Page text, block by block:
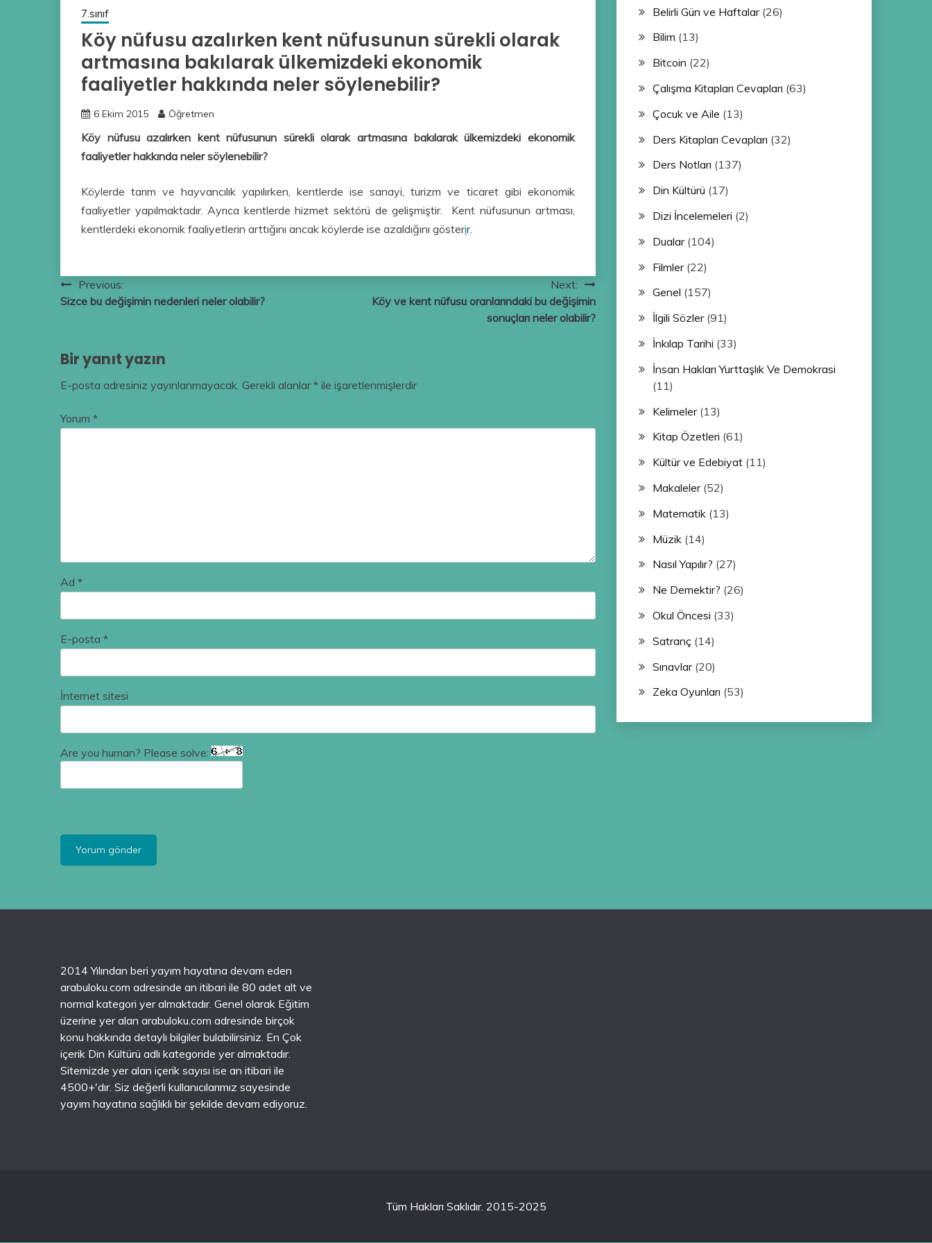
7.sınıf
Köy nüfusu azalırken kent nüfusunun sürekli olarak
artmasına bakılarak ülkemizdeki ekonomik
faaliyetler hakkında neler söylenebilir?
6 Ekim 2015 Öğretmen
Köy nüfusu azalırken kent nüfusunun sürekli olarak artmasına bakılarak ülkemizdeki ekonomik
faaliyetler hakkında neler söylenebilir?
Köylerde tarım ve hayvancılık yapılırken, kentlerde ise sanayi, turizm ve ticaret gibi ekonomik
faaliyetler yapılmaktadır. Ayrıca kentlerde hizmet sektörü de gelişmiştir. Kent nüfusunun artması,
kentlerdeki ekonomik faaliyetlerin arttığını ancak köylerde ise azaldığını gösterir.
Yazı
gezinmesi
Previous:
Sizce bu değişimin nedenleri neler olabilir?
Next:
Köy ve kent nüfusu oranlarındaki bu değişimin
sonuçları neler olabilir?
Bir yanıt yazın
E-posta adresiniz yayınlanmayacak. Gerekli alanlar* ile işaretlenmişlerdir
Yorum *
Ad *
E-posta *
İnternet sitesi
Are you human? Please solve:
Belirli Gün ve Haftalar(26)
Bilim (13)
Bitcoin (22)
Çalışma Kitapları Cevapları (63)
Çocuk ve Aile (13)
Ders Kitapları Cevapları (32)
Ders Notları (137)
Din Kültürü (17)
Dizi İncelemeleri (2)
Dualar(104)
Filmler(22)
Genel (157)
İlgili Sözler(91)
İnkılap Tarihi (33)
İnsan Hakları Yurttaşlık Ve Demokrasi
(11)
Kelimeler(13)
Kitap Özetleri (61)
Kültür ve Edebiyat(11)
Makaleler(52)
Matematik(13)
Müzik(14)
Nasıl Yapılır? (27)
Ne Demektir? (26)
Okul Öncesi (33)
Satranç(14)
Sınavlar(20)
Zeka Oyunları (53)
2014 Yılından beri yayım hayatına devam eden
arabuloku.com adresinde an itibari ile 80 adet alt ve
normal kategori yer almaktadır. Genel olarak Eğitim
üzerine yer alan arabuloku.com adresinde birçok
konu hakkında detaylı bilgiler bulabilirsiniz. En Çok
içerik Din Kültürü adlı kategoride yer almaktadır.
Sitemizde yer alan içerik sayısı ise an itibari ile
4500+'dır. Siz değerli kullanıcılarımız sayesinde
yayım hayatına sağlıklı bir şekilde devam ediyoruz.
Tüm Hakları Saklıdır. 2015-2025